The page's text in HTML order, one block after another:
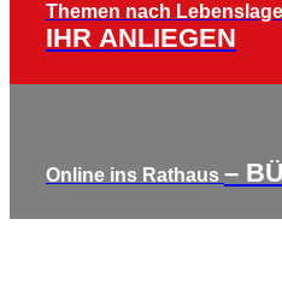
Themen nach
IHR ANLIEGEN
Online ins Rathaus –